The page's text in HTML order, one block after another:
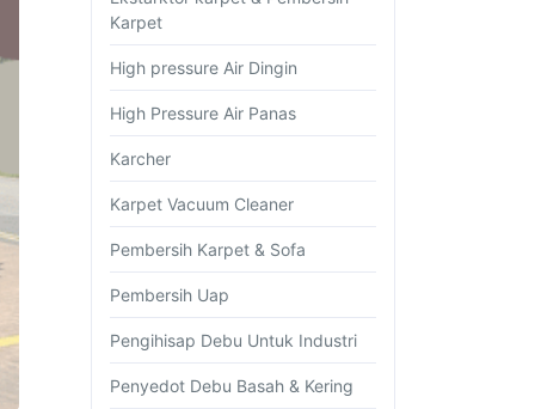
Karpet
High pressure Air Dingin
High Pressure Air Panas
Karcher
Karpet Vacuum Cleaner
Pembersih Karpet & Sofa
Pembersih Uap
Pengihisap Debu Untuk Industri
Penyedot Debu Basah & Kering